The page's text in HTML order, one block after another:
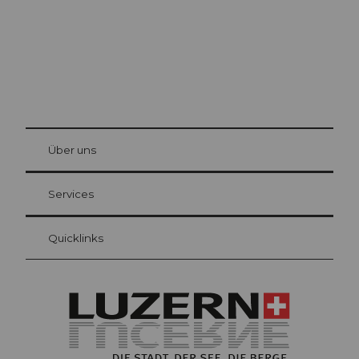
Gästekarte Luzern
Ihre Vorteile als Übernachtungsgast
at Bre
Über uns
Services
Quicklinks